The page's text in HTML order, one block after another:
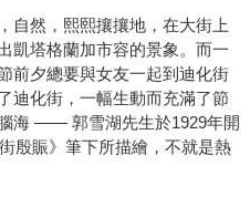
自然，熙熙攘攘地，在大街上
凱塔格蘭加市容的景象。而一
前夕總要與女友一起到迪化街
迪化街，一幅生動而充滿了節
海 ―― 郭雪湖先生於1929年開
殷賑》筆下所描繪，不就是熱